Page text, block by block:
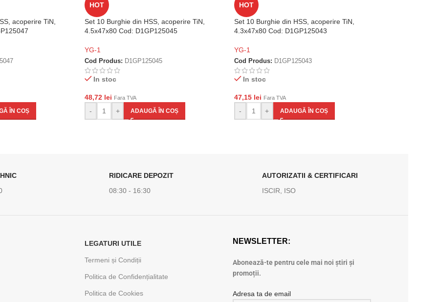
acoperire TiN,
ÎN COȘ
HOT
Set 10 Burghie din HSS, acoperire TiN,
4.5x47x80 Cod: D1GP125045
YG-1
Cod Produs: D1GP125045
In stoc
48,72 lei Fara TVA
- + ADAUGĂ ÎN COȘ
HOT
Set 10 Burghie din HSS, acoperire TiN,
4.3x47x80 Cod: D1GP125043
YG-1
Cod Produs: D1GP125043
In stoc
47,15 lei Fara TVA
- + ADAUGĂ ÎN COȘ
RIDICARE DEPOZIT
08:30 - 16:30
AUTORIZATII & CERTIFICARI
ISCIR, ISO
LEGATURI UTILE
Termeni și Condiții
Politica de Confidențialitate
Politica de Cookies
NEWSLETTER:
Abonează-te pentru cele mai noi știri și
promoții.
Adresa ta de email